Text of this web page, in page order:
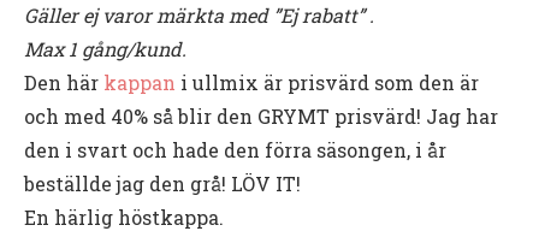
Gäller ej varor märkta med ”Ej rabatt” .
Max 1 gång/kund.
Den här kappan i ullmix är prisvärd som den är
och med 40% så blir den GRYMT prisvärd! Jag har
den i svart och hade den förra säsongen, i år
beställde jag den grå! LÖV IT!
En härlig höstkappa.